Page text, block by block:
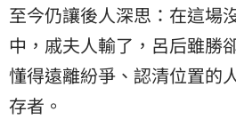
至今仍讓後人深思：在這場
中，戚夫人輸了，呂后雖勝
懂得遠離紛爭、認清位置的
存者。